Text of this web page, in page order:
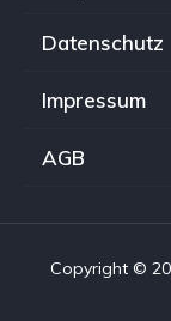
Datenschutz
Impressum
AGB
Copyright ©